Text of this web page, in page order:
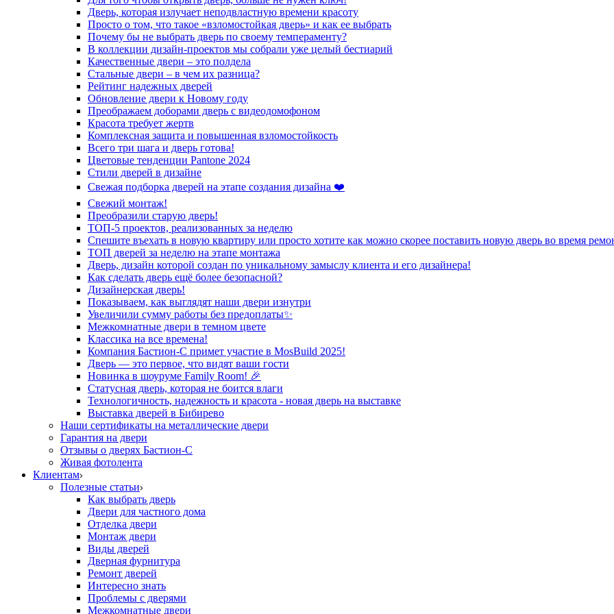
Дверь, которая излучает неподвластную времени красоту
Просто о том, что такое «взломостойкая дверь» и как ее выбрать
Почему бы не выбрать дверь по своему темпераменту?
В коллекции дизайн-проектов мы собрали уже целый бестиарий
Качественные двери – это полдела
Стальные двери – в чем их разница?
Рейтинг надежных дверей
Обновление двери к Новому году
Преображаем доборами дверь с видеодомофоном
Красота требует жертв
Комплексная защита и повышенная взломостойкость
Всего три шага и дверь готова!
Цветовые тенденции Pantone 2024
Стили дверей в дизайне
Свежая подборка дверей на этапе создания дизайна ❤️
Свежий монтаж!
Преобразили старую дверь!
ТОП-5 проектов, реализованных за неделю
Спешите въехать в новую квартиру или просто хотите как можно скорее поставить новую дверь во время
ТОП дверей за неделю на этапе монтажа
Дверь, дизайн которой создан по уникальному замыслу клиента и его дизайнера!
Как сделать дверь ещё более безопасной?
Дизайнерская дверь!
Показываем, как выглядят наши двери изнутри
Увеличили сумму работы без предоплаты✨
Межкомнатные двери в темном цвете
Классика на все времена!
Компания Бастион-С примет участие в MosBuild 2025!
Дверь — это первое, что видят ваши гости
Новинка в шоуруме Family Room! 🎉
Статусная дверь, которая не боится влаги
Технологичность, надежность и красота - новая дверь на выставке
Выставка дверей в Бибирево
Наши сертификаты на металлические двери
Гарантия на двери
Отзывы о дверях Бастион-С
Живая фотолента
Клиентам
Полезные статьи
Как выбрать дверь
Двери для частного дома
Отделка двери
Монтаж двери
Виды дверей
Дверная фурнитура
Ремонт дверей
Интересно знать
Проблемы с дверями
Межкомнатные двери